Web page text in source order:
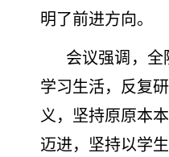
明了前进方向。
会议强调，
学习生活，反复
义，坚持原原本
迈进，坚持以学